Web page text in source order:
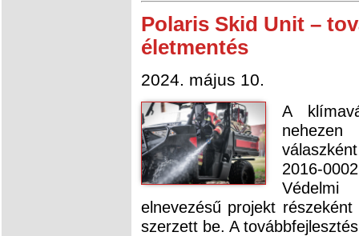
Polaris Skid Unit –
életmentés
2024. május 10.
​A
2016-
elnevezésű projekt
szerzett be. A